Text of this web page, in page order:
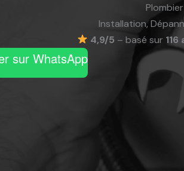
Installation,
4,9/5 – basé sur
sur WhatsApp